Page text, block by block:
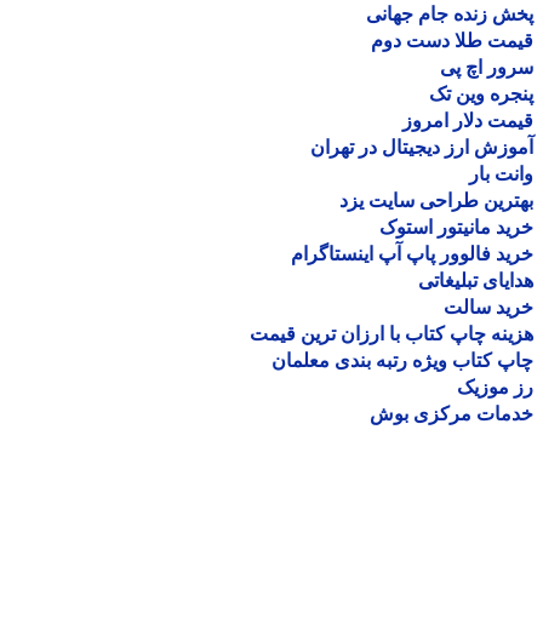
زنده جام جهانی
طلا دست دوم
اچ پی
وین تک
دلار امروز
ارز دیجیتال در تهران
بار
طراحی سایت یزد
مانیتور استوک
فالوور پاپ آپ اینستاگرام
تبلیغاتی
سالت
چاپ کتاب با ارزان ترین قیمت
کتاب ویژه رتبه بندی معلمان
موزیک
مرکزی بوش